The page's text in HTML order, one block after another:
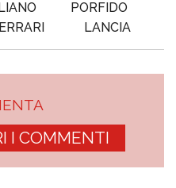
PORFIDO
LANCIA
I COMMENTI